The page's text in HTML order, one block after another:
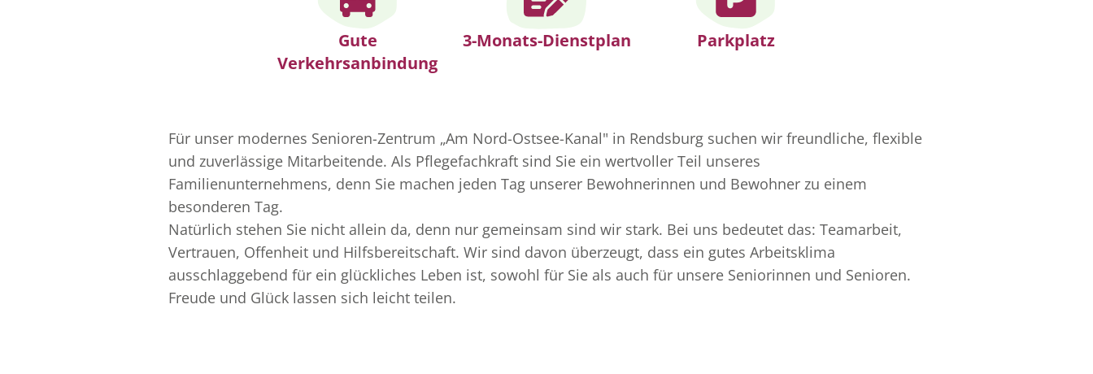
Gute
Verkehrsanbindung
3-Monats-Dienstplan Parkplatz
Für unser modernes Senioren-Zentrum „Am Nord-Ostsee-Kanal" in Rendsburg suchen wir freundliche, flexible
und zuverlässige Mitarbeitende. Als Pflegefachkraft sind Sie ein wertvoller Teil unseres
Familienunternehmens, denn Sie machen jeden Tag unserer Bewohnerinnen und Bewohner zu einem
besonderen Tag.
Natürlich stehen Sie nicht allein da, denn nur gemeinsam sind wir stark. Bei uns bedeutet das: Teamarbeit,
Vertrauen, Offenheit und Hilfsbereitschaft. Wir sind davon überzeugt, dass ein gutes Arbeitsklima
ausschlaggebend für ein glückliches Leben ist, sowohl für Sie als auch für unsere Seniorinnen und Senioren.
Freude und Glück lassen sich leicht teilen.